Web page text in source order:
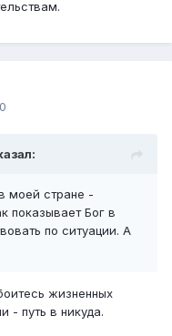
моей стране -
показывает Бог в
по ситуации. А
жизненных
- путь в никуда.